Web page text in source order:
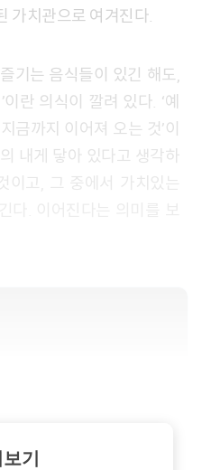
가치관으로 여겨진다.
란 의식이 깔려 있다. ‘예
금까지 이어져 오는 것’이
내게 닿아 있다고 생각하
고, 그 중에서 가치있는
기